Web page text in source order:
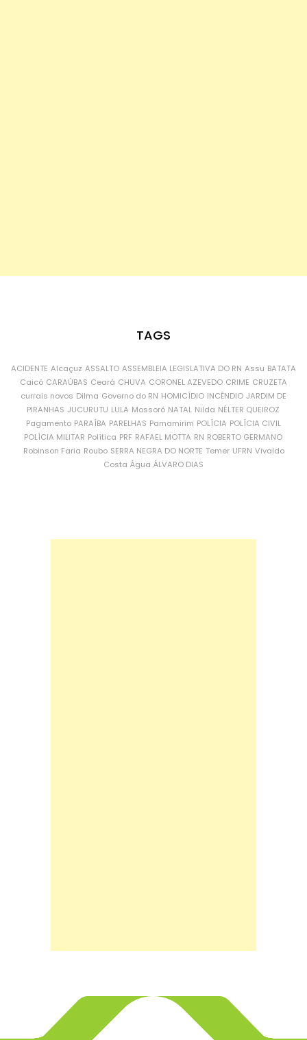
TAGS
ACIDENTE Alcaçuz ASSALTO ASSEMBLEIA LEGISLATIVA DO RN Assu BATATA
Caicó CARAÚBAS Ceará CHUVA CORONEL AZEVEDO CRIME CRUZETA
currais novos Dilma Governo do RN HOMICÍDIO INCÊNDIO JARDIM DE
PIRANHAS JUCURUTU LULA Mossoró NATAL Nilda NÉLTER QUEIROZ
Pagamento PARAÍBA PARELHAS Parnamirim POLÍCIA POLÍCIA CIVIL
POLÍCIA MILITAR Política PRF RAFAEL MOTTA RN ROBERTO GERMANO
Robinson Faria Roubo SERRA NEGRA DO NORTE Temer UFRN Vivaldo
Costa Água ÁLVARO DIAS